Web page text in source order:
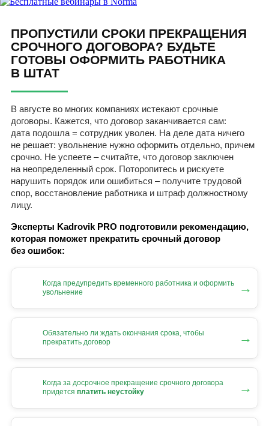
ПРОПУСТИЛИ СРОКИ ПРЕКРАЩЕНИЯ
СРОЧНОГО ДОГОВОРА? БУДЬТЕ
ГОТОВЫ ОФОРМИТЬ РАБОТНИКА
В ШТАТ
В августе во многих компаниях истекают срочные
договоры. Кажется, что договор заканчивается сам:
дата подошла = сотрудник уволен. На деле дата ничего
не решает: увольнение нужно оформить отдельно, причем
срочно. Не успеете – считайте, что договор заключен
на неопределенный срок. Поторопитесь и рискуете
нарушить порядок или ошибиться – получите трудовой
спор, восстановление работника и штраф должностному
лицу.
Эксперты Kadrovik PRO подготовили рекомендацию,
которая поможет прекратить срочный договор
без ошибок:
Когда предупредить временного работника и оформить
увольнение
→
Обязательно ли ждать окончания срока, чтобы
прекратить договор
→
Когда за досрочное прекращение срочного договора
придется платить неустойку →